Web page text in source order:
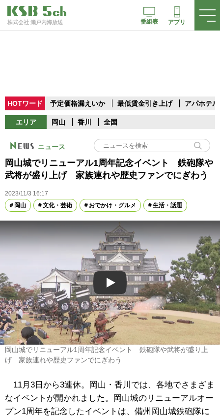
株式会社 瀬戸内海放送 番組表 アプリ
HOTワード 予定価格漏えいか 最低賃金引き上げ アパホテル
エリア 岡山 香川 全国
ニュース
岡山城でリニューアル1周年記念イベント 鉄砲隊や
武将が盛り上げ 家族連れや歴史ファンでにぎわう
2023/11/3 16:17
岡山
文化・芸術 おでかけ・グルメ 生活・話題
Play
岡山城でリニューアル1周年記念イベント 鉄砲隊や武将が盛り上
げ 家族連れや歴史ファンでにぎわう
11月3日から3連休。岡山・香川では、各地でさまざま
なイベントが開かれました。岡山城のリニューアルオー
プン1周年を記念したイベントは、備州岡山城鉄砲隊に